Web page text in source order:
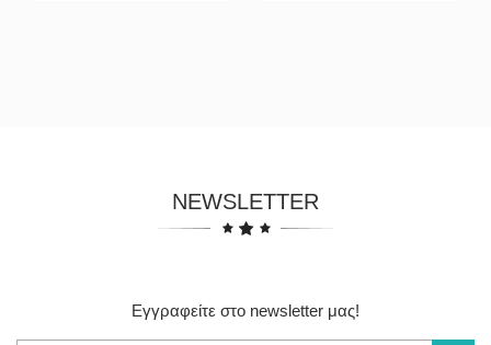
NEWSLETTER
Εγγραφείτε στο newsletter μας!